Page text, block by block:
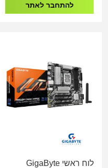
להתחבר לאתר
לוח ראשי GigaByte